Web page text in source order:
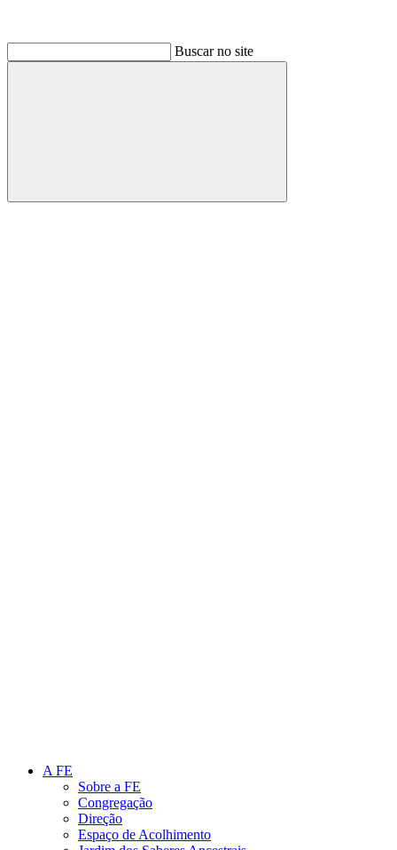
Buscar no site
Buscar
A FE
Sobre a FE
Congregação
Direção
Espaço de Acolhimento